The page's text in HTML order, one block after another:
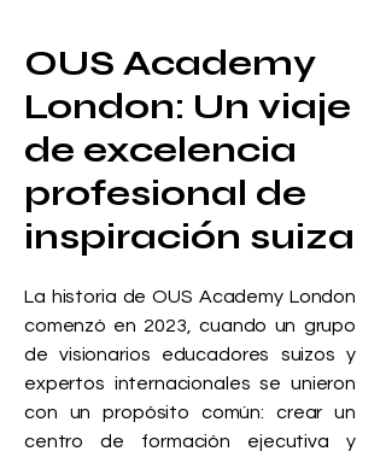
OUS Academy
London: Un viaje
de excelencia
profesional de
inspiración suiza
La historia de OUS Academy London
comenzó en 2023, cuando un grupo
de visionarios educadores suizos y
expertos internacionales se unieron
con un propósito común: crear un
centro de formación ejecutiva y